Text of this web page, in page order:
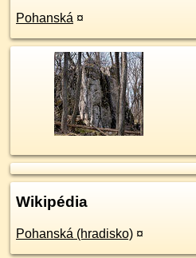
Pohanská ¤
Wikipédia
Pohanská (hradisko) ¤